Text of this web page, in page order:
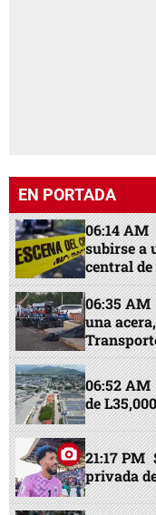
EN PORTADA
06:14 AM
subirse a
central
06:35 AM
una
06:52 AM
de
21:17 PM
privada